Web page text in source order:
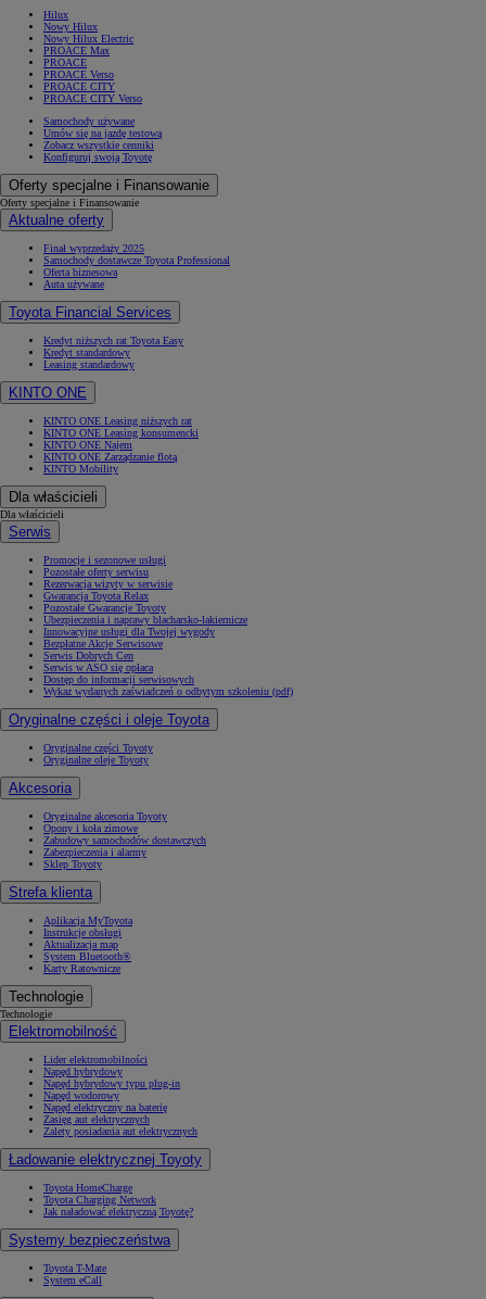
Hilux
Nowy Hilux
Nowy Hilux Electric
PROACE Max
PROACE
PROACE Verso
PROACE CITY
PROACE CITY Verso
Samochody używane
Umów się na jazdę testową
Zobacz wszystkie cenniki
Konfiguruj swoją Toyotę
Oferty specjalne i Finansowanie
Oferty specjalne i Finansowanie
Aktualne oferty
Finał wyprzedaży 2025
Samochody dostawcze Toyota Professional
Oferta biznesowa
Auta używane
Toyota Financial Services
Kredyt niższych rat Toyota Easy
Kredyt standardowy
Leasing standardowy
KINTO ONE
KINTO ONE Leasing niższych rat
KINTO ONE Leasing konsumencki
KINTO ONE Najem
KINTO ONE Zarządzanie flotą
KINTO Mobility
Dla właścicieli
Dla właścicieli
Serwis
Promocje i sezonowe usługi
Pozostałe oferty serwisu
Rezerwacja wizyty w serwisie
Gwarancja Toyota Relax
Pozostałe Gwarancje Toyoty
Ubezpieczenia i naprawy blacharsko-lakiernicze
Innowacyjne usługi dla Twojej wygody
Bezpłatne Akcje Serwisowe
Serwis Dobrych Cen
Serwis w ASO się opłaca
Dostęp do informacji serwisowych
Wykaz wydanych zaświadczeń o odbytym szkoleniu (pdf)
Oryginalne części i oleje Toyota
Oryginalne części Toyoty
Oryginalne oleje Toyoty
Akcesoria
Oryginalne akcesoria Toyoty
Opony i koła zimowe
Zabudowy samochodów dostawczych
Zabezpieczenia i alarmy
Sklep Toyoty
Strefa klienta
Aplikacja MyToyota
Instrukcje obsługi
Aktualizacja map
System Bluetooth®
Karty Ratownicze
Technologie
Technologie
Elektromobilność
Lider elektromobilności
Napęd hybrydowy
Napęd hybrydowy typu plug-in
Napęd wodorowy
Napęd elektryczny na baterię
Zasięg aut elektrycznych
Zalety posiadania aut elektrycznych
Ładowanie elektrycznej Toyoty
Toyota HomeCharge
Toyota Charging Network
Jak naładować elektryczną Toyotę?
Systemy bezpieczeństwa
Toyota T-Mate
System eCall